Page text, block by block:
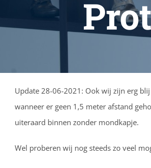
Update 28-06-2021: Ook wij zijn erg
wanneer er geen 1,5 meter afstand
uiteraard binnen zonder mondkapje.
Wel proberen wij nog steeds zo veel